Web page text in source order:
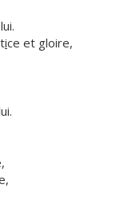
ice et gloire,